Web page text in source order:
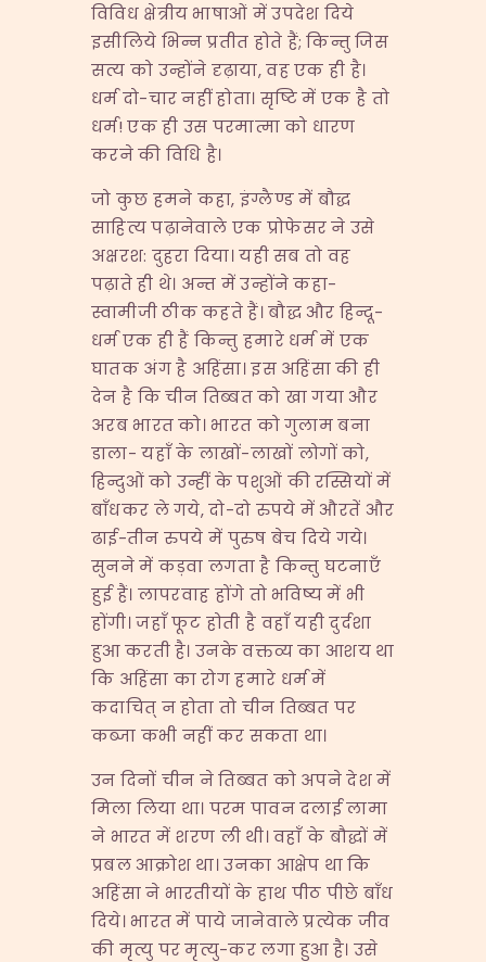
विविध क्षेत्रीय भाषाओं में उपदेश दिये
इसीलिये भिन्न प्रतीत होते हैं; किन्तु जिस
सत्य को उन्होंने दृढ़ाया, वह एक ही है।
धर्म दो-चार नहीं होता। सृष्टि में एक है तो
धर्म! एक ही उस परमात्मा को धारण
करने की विधि है।
जो कुछ हमने कहा, इंग्लैण्ड में बौद्ध
साहित्य पढ़ानेवाले एक प्रोफेसर ने उसे
अक्षरश: दुहरा दिया। यही सब तो वह
पढ़ाते ही थे। अन्त में उन्होंने कहा-
स्वामीजी ठीक कहते हैं। बौद्ध और हिन्दू-
धर्म एक ही हैं किन्तु हमारे धर्म में एक
घातक अंग है अहिंसा। इस अहिंसा की ही
देन है कि चीन तिब्बत को खा गया और
अरब भारत को। भारत को गुलाम बना
डाला- यहाँ के लाखों-लाखों लोगों को,
हिन्दुओं को उन्हीं के पशुओं की रस्सियों में
बाँधकर ले गये, दो-दो रुपये में औरतें और
ढाई-तीन रुपये में पुरुष बेच दिये गये।
सुनने में कड़वा लगता है किन्तु घटनाएँ
हुई हैं। लापरवाह होंगे तो भविष्य में भी
होंगी। जहाँ फूट होती है वहाँ यही दुर्दशा
हुआ करती है। उनके वक्तव्य का आशय था
कि अहिंसा का रोग हमारे धर्म में
कदाचित् न होता तो चीन तिब्बत पर
कब्जा कभी नहीं कर सकता था।
उन दिनों चीन ने तिब्बत को अपने देश में
मिला लिया था। परम पावन दलाई लामा
ने भारत में शरण ली थी। वहाँ के बौद्धों में
प्रबल आक्रोश था। उनका आक्षेप था कि
अहिंसा ने भारतीयों के हाथ पीठ पीछे बाँध
दिये। भारत में पाये जानेवाले प्रत्येक जीव
की मृत्यु पर मृत्यु-कर लगा हुआ है। उसे